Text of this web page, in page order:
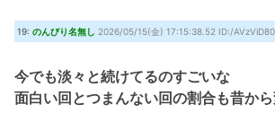
19: のんびり名無し 2026/05/15(金) 17:15:38.52 ID:/AVzViD80
今でも淡々と続けてるのすごいな
面白い回とつまんない回の割合も昔か